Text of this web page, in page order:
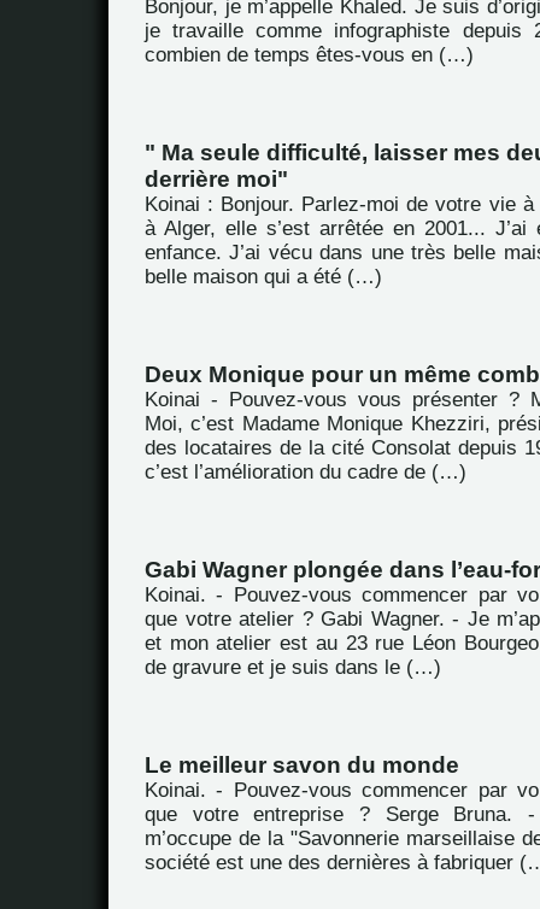
Bonjour, je m’appelle Khaled. Je suis
je travaille comme infographiste depuis
combien de temps êtes-vous en (…)
" Ma seule difficulté, laisser mes
derrière moi"
Koinai : Bonjour. Parlez-moi de votre vie
à Alger, elle s’est arrêtée en 2001... J’ai
enfance. J’ai vécu dans une très belle
belle maison qui a été (…)
Deux Monique pour un même
Koinai - Pouvez-vous vous présenter ?
Moi, c’est Madame Monique Khezziri,
des locataires de la cité Consolat depuis
c’est l’amélioration du cadre de (…)
Gabi Wagner plongée dans l’eau-
Koinai. - Pouvez-vous commencer par
que votre atelier ? Gabi Wagner. - Je
et mon atelier est au 23 rue Léon
de gravure et je suis dans le (…)
Le meilleur savon du monde
Koinai. - Pouvez-vous commencer par
que votre entreprise ? Serge Bruna.
m’occupe de la "Savonnerie marseillaise
société est une des dernières à fabriquer